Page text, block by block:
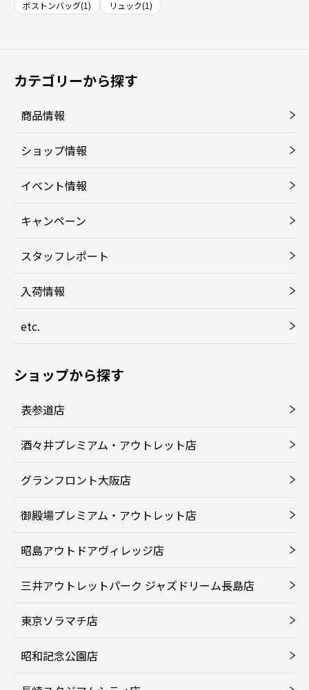
ボストンバッグ(1) リュック(1)
カテゴリーから探す
商品情報
ショップ情報
イベント情報
キャンペーン
スタッフレポート
入荷情報
etc.
ショップから探す
表参道店
酒々井プレミアム・アウトレット店
グランフロント大阪店
御殿場プレミアム・アウトレット店
昭島アウトドアヴィレッジ店
三井アウトレットパーク ジャズドリーム長島店
東京ソラマチ店
昭和記念公園店